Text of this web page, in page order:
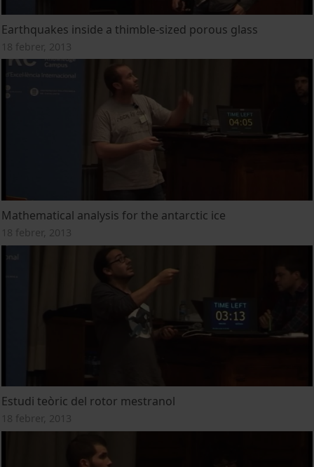
Earthquakes inside a thimble-sized porous glass
18 febrer, 2013
Mathematical analysis for the antarctic ice
18 febrer, 2013
Estudi teòric del rotor mestranol
18 febrer, 2013